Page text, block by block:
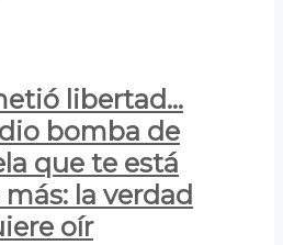
libertad…
bomba de
que te está
la verdad
oír